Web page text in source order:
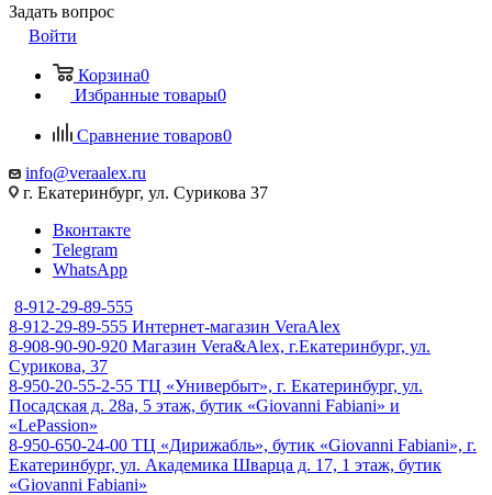
Задать вопрос
Войти
Корзина0
Избранные товары0
Сравнение товаров0
info@veraalex.ru
г. Екатеринбург, ул. Сурикова 37
Вконтакте
Telegram
WhatsApp
8-912-29-89-555
8-912-29-89-555 Интернет-магазин VeraAlex
8-908-90-90-920 Магазин Vera&Alex, г.Екатеринбург, ул.
Сурикова, 37
8-950-20-55-2-55 ТЦ «Универбыт», г. Екатеринбург, ул.
Посадская д. 28а, 5 этаж, бутик «Giovanni Fabiani» и
«LePassion»
8-950-650-24-00 ТЦ «Дирижабль», бутик «Giovanni Fabiani», г.
Екатеринбург, ул. Академика Шварца д. 17, 1 этаж, бутик
«Giovanni Fabiani»